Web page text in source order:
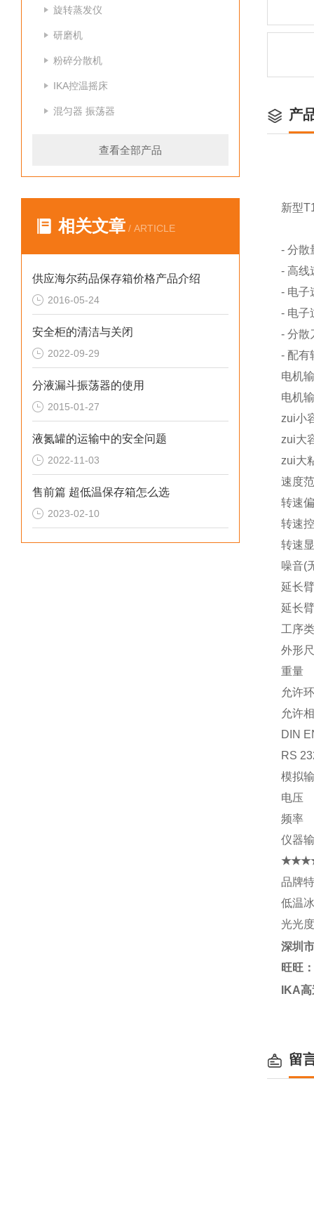
旋转蒸发仪
研磨机
粉碎分散机
IKA控温摇床
混匀器 振荡器
查看全部产品
相关文章 / ARTICLE
供应海尔药品保存箱价格产品介绍
2016-05-24
安全柜的清洁与关闭
2022-09-29
分液漏斗振荡器的使用
2015-01-27
液氮罐的运输中的安全问题
2022-11-03
售前篇 超低温保存箱怎么选
2023-02-10
产
新型
- 分散
- 高线
- 电子
- 电子
- 分散
- 配有
电机
电机
zui小
zui大
zui大
速度
转速
转速
转速
噪音(
延长
延长
工序
外形
重量
允许
允许
DIN
RS
模拟
电压
频率
仪器
品牌
低温
光光
深圳
旺
IKA
留